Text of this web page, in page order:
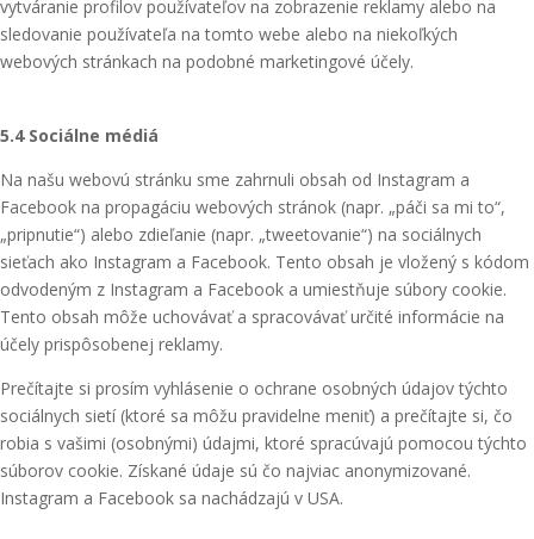
vytváranie profilov používateľov na zobrazenie reklamy alebo na
sledovanie používateľa na tomto webe alebo na niekoľkých
webových stránkach na podobné marketingové účely.
5.4 Sociálne médiá
Na našu webovú stránku sme zahrnuli obsah od Instagram a
Facebook na propagáciu webových stránok (napr. „páči sa mi to“,
„pripnutie“) alebo zdieľanie (napr. „tweetovanie“) na sociálnych
sieťach ako Instagram a Facebook. Tento obsah je vložený s kódom
odvodeným z Instagram a Facebook a umiestňuje súbory cookie.
Tento obsah môže uchovávať a spracovávať určité informácie na
účely prispôsobenej reklamy.
Prečítajte si prosím vyhlásenie o ochrane osobných údajov týchto
sociálnych sietí (ktoré sa môžu pravidelne meniť) a prečítajte si, čo
robia s vašimi (osobnými) údajmi, ktoré spracúvajú pomocou týchto
súborov cookie. Získané údaje sú čo najviac anonymizované.
Instagram a Facebook sa nachádzajú v USA.